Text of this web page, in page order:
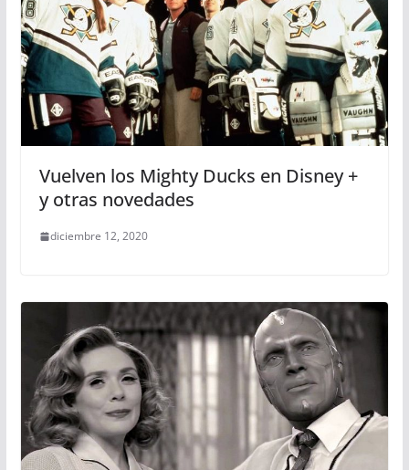
Vuelven los Mighty Ducks en Disney +
y otras novedades
diciembre 12, 2020